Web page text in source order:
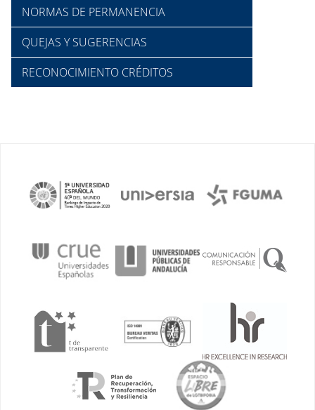
NORMAS DE PERMANENCIA
QUEJAS Y SUGERENCIAS
RECONOCIMIENTO CRÉDITOS